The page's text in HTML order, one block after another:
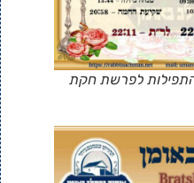
והתפילות לפרשת חקת